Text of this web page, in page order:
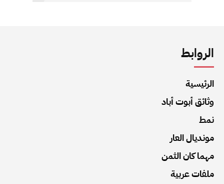
الروابط
الرئيسية
وثائق أبوت أباد
نمط
مونديال العار
مهما كان الثمن
ملفات عربية